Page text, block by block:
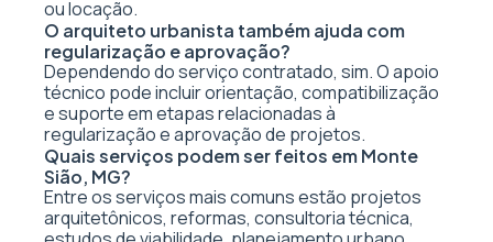
ou locação.
O arquiteto urbanista também ajuda com
regularização e aprovação?
Dependendo do serviço contratado, sim. O apoio
técnico pode incluir orientação, compatibilização
e suporte em etapas relacionadas à
regularização e aprovação de projetos.
Quais serviços podem ser feitos em Monte
Sião, MG?
Entre os serviços mais comuns estão projetos
arquitetônicos, reformas, consultoria técnica,